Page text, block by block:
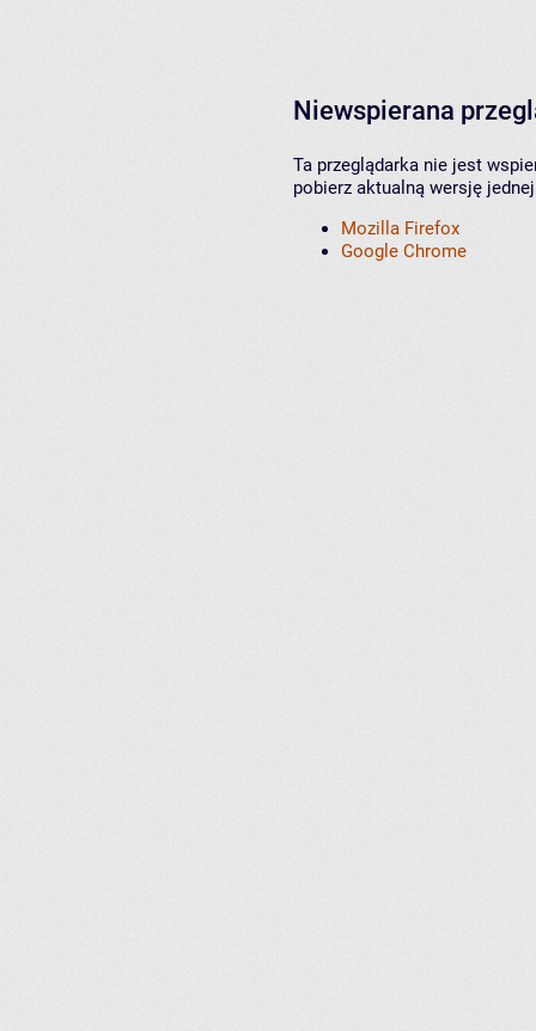
Niewspierana
Ta przeglądarka nie jest
pobierz aktualną wersję
Mozilla Firefox
Google Chrome